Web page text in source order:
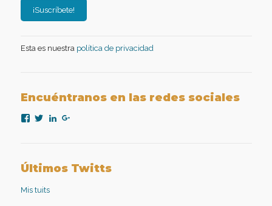
Esta es nuestra política de privacidad
Encuéntranos en las redes sociales
Ver
Facebook
Ver
Twitter
Ver
aplicadaGoogle+
Últimos Twitts
Mis tuits